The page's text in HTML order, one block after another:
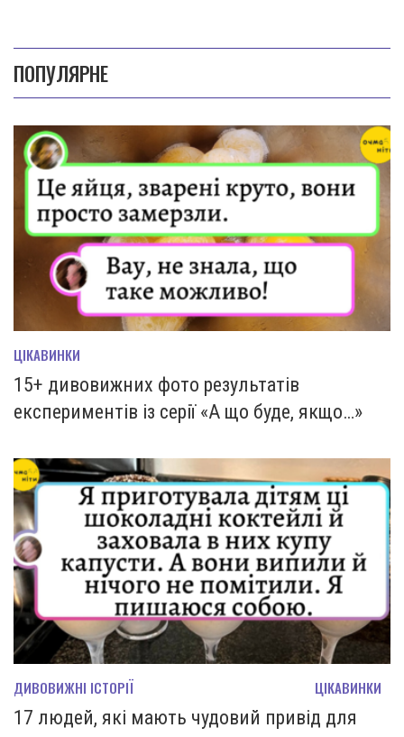
ПОПУЛЯРНЕ
ЦІКАВИНКИ
15+ дивовижних фото результатів
експериментів із серії «А що буде, якщо…»
ДИВОВИЖНІ ІСТОРІЇ ЦІКАВИНКИ
17 людей, які мають чудовий привід для